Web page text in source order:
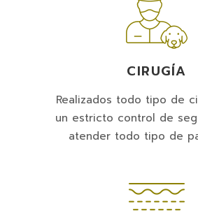
CIRUGÍA
Realizados todo tipo de
un estricto control de
atender todo tipo de